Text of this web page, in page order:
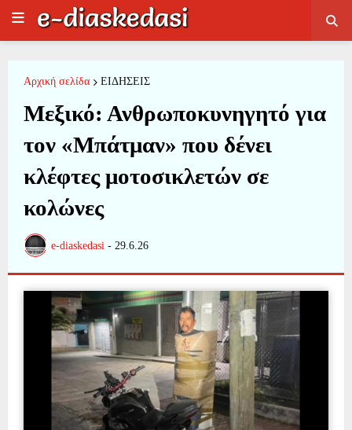
Αρχική σελίδα ΕΙΔΗΣΕΙΣ
Μεξικό: Ανθρωποκυνηγητό για
τον «Μπάτμαν» που δένει
κλέφτες μοτοσικλετών σε
κολώνες
e-diaskedasi - 29.6.26